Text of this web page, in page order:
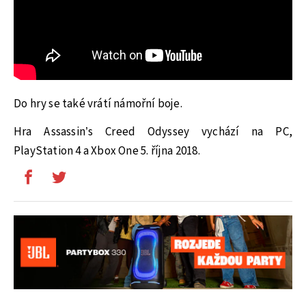
Do hry se také vrátí námořní boje.
Hra Assassin’s Creed Odyssey vychází na PC,
PlayStation 4 a Xbox One 5. října 2018.